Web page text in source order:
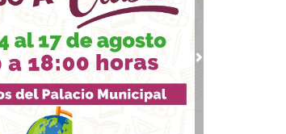
no es tala ilegal
Galván, Veracruz es desaforado
Galván abandona el Congreso
de su desafuero
Next